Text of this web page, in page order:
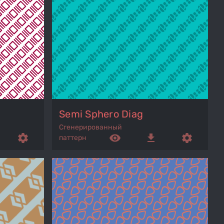
settings
Semi Sphero Diag
Сгенерированный
паттерн
remove_red_eye get_app settings